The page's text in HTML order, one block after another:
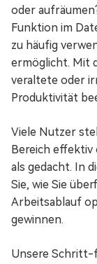
oder
Funktion im
zu häufig
ermöglicht. Mit
veraltete oder
Produktivität
Viele Nutzer
Bereich effektiv
als gedacht. In
Sie, wie Sie
Arbeitsablauf
gewinnen.
Unsere